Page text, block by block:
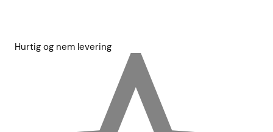
Hurtig og nem levering